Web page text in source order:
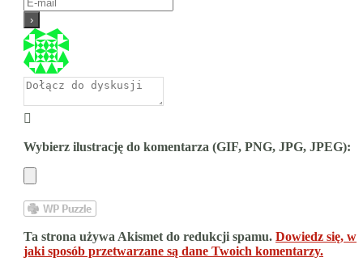
Wybierz ilustrację do komentarza (GIF, PNG, JPG, JPEG):
Ta strona używa Akismet do redukcji spamu. Dowiedz się, w
jaki sposób przetwarzane są dane Twoich komentarzy.